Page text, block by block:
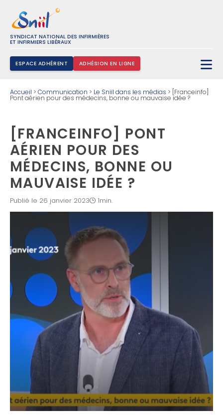
SYNDICAT NATIONAL DES INFIRMIÈRES
ET INFIRMIERS LIBÉRAUX
ESPACE ADHÉRENT ADHÉSION EN LIGNE
Accueil > Communication > Le Sniil dans les médias > [Franceinfo]
Pont aérien pour des médecins, bonne ou mauvaise idée ?
[FRANCEINFO] PONT
AÉRIEN POUR DES
MÉDECINS, BONNE OU
MAUVAISE IDÉE ?
Publié le 26 janvier 2023 1min.